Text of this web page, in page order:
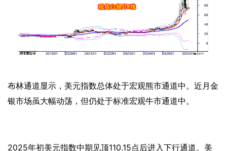
布林通道显示，美元指数总体处于宏观熊市通道中。近月金
银市场虽大幅动荡，但仍处于标准宏观牛市通道中。
2025年初美元指数中期见顶110.15点后进入下行通道。美